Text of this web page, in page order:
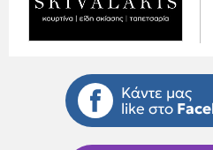
Κάντε μας
like στο